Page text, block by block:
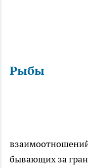
Рыбы
бывающих за